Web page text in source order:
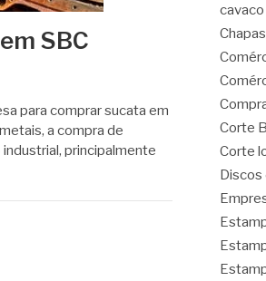
SBC
para comprar sucata em
a compra de
principalmente
Corte
Corte
Discos